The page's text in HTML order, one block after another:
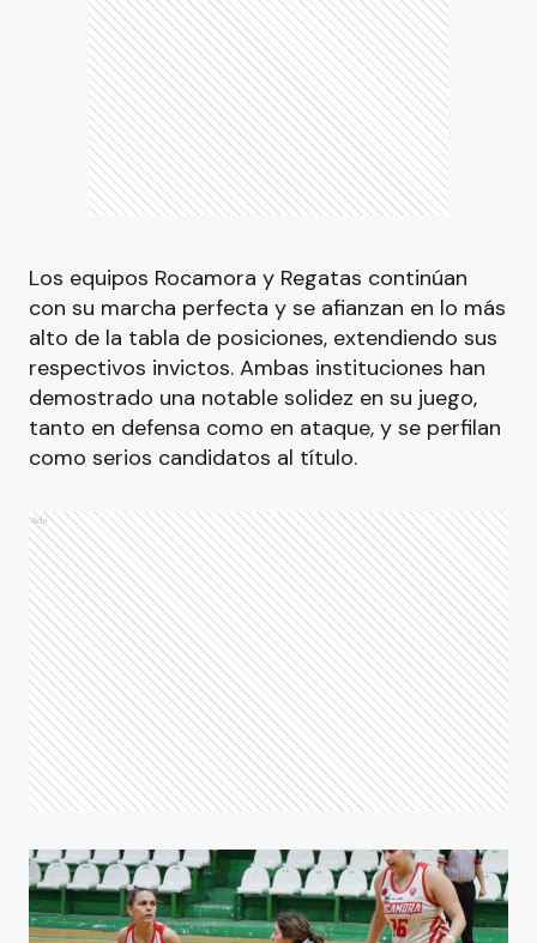
Los equipos Rocamora y Regatas continúan
con su marcha perfecta y se afianzan en lo más
alto de la tabla de posiciones, extendiendo sus
respectivos invictos. Ambas instituciones han
demostrado una notable solidez en su juego,
tanto en defensa como en ataque, y se perfilan
como serios candidatos al título.
Ads